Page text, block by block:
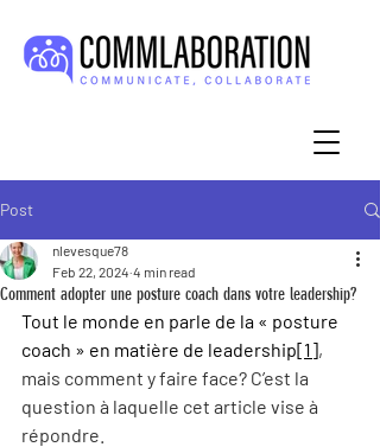
Post
Comment adopter une posture coach dans votre leadership?
nlevesque78
Feb 22, 2024 4 min read
Tout le monde en parle de la « posture
coach » en matière de leadership[1],
mais comment y faire face? C’est la
question à laquelle cet article vise à
répondre.